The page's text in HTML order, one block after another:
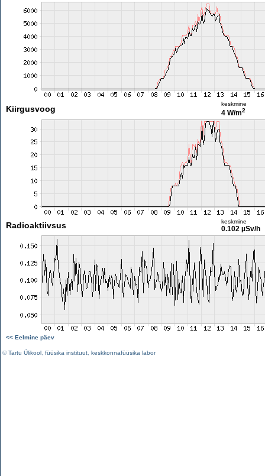
Kiirgusvoog
keskmine
4 W/m2
Radioaktiivsus keskmine
0.102 µSv/h
<< Eelmine päev
©Tartu Ülikool füüsika instituut keskkonnafüüsika labor